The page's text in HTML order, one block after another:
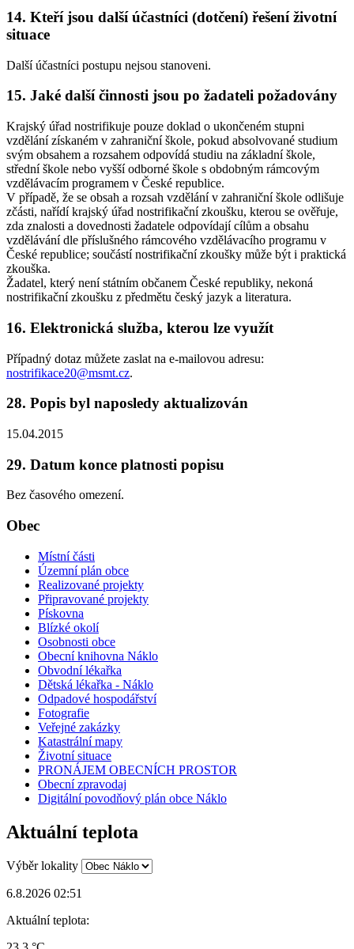
14. Kteří jsou další účastníci (dotčení) řešení životní
situace
Další účastníci postupu nejsou stanoveni.
15. Jaké další činnosti jsou po žadateli požadovány
Krajský úřad nostrifikuje pouze doklad o ukončeném stupni
vzdělání získaném v zahraniční škole, pokud absolvované studium
svým obsahem a rozsahem odpovídá studiu na základní škole,
střední škole nebo vyšší odborné škole s obdobným rámcovým
vzdělávacím programem v České republice.
V případě, že se obsah a rozsah vzdělání v zahraniční škole odlišuje
zčásti, nařídí krajský úřad nostrifikační zkoušku, kterou se ověřuje,
zda znalosti a dovednosti žadatele odpovídají cílům a obsahu
vzdělávání dle příslušného rámcového vzdělávacího programu v
České republice; součástí nostrifikační zkoušky může být i praktická
zkouška.
Žadatel, který není státním občanem České republiky, nekoná
nostrifikační zkoušku z předmětu český jazyk a literatura.
16. Elektronická služba, kterou lze využít
Případný dotaz můžete zaslat na e-mailovou adresu:
nostrifikace20@msmt.cz.
28. Popis byl naposledy aktualizován
15.04.2015
29. Datum konce platnosti popisu
Bez časového omezení.
Obec
Místní části
Územní plán obce
Realizované projekty
Připravované projekty
Pískovna
Blízké okolí
Osobnosti obce
Obecní knihovna Náklo
Obvodní lékařka
Dětská lékařka - Náklo
Odpadové hospodářství
Fotografie
Veřejné zakázky
Katastrální mapy
Životní situace
PRONÁJEM OBECNÍCH PROSTOR
Obecní zpravodaj
Digitální povodňový plán obce Náklo
Aktuální teplota
Výběr lokality
6.8.2026 02:51
Aktuální teplota: